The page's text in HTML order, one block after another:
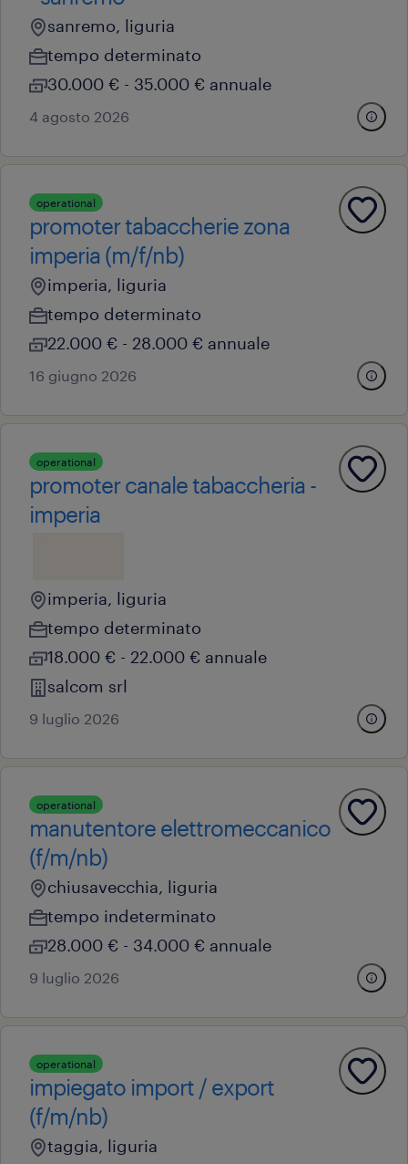
sanremo, liguria
tempo determinato
30.000 € - 35.000 € annuale
4 agosto 2026
operational
promoter tabaccherie zona
imperia (m/f/nb)
imperia, liguria
tempo determinato
22.000 € - 28.000 € annuale
16 giugno 2026
operational
promoter canale tabaccheria -
imperia
imperia, liguria
tempo determinato
18.000 € - 22.000 € annuale
salcom srl
9 luglio 2026
operational
manutentore elettromeccanico
(f/m/nb)
chiusavecchia, liguria
tempo indeterminato
28.000 € - 34.000 € annuale
9 luglio 2026
operational
impiegato import / export
(f/m/nb)
taggia, liguria